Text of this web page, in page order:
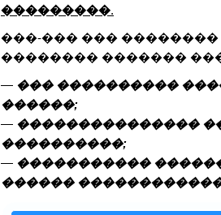
���������.
���-��� ���
�������� �������
— ��� ����������
������;
— ���������������
����������;
— �����������
������